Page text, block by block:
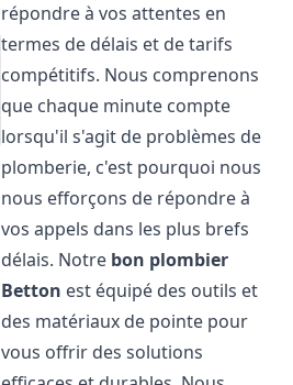
répondre à vos attentes en
termes de délais et de tarifs
compétitifs. Nous comprenons
que chaque minute compte
lorsqu'il s'agit de problèmes de
plomberie, c'est pourquoi nous
nous efforçons de répondre à
vos appels dans les plus brefs
délais. Notre bon plombier
Betton est équipé des outils et
des matériaux de pointe pour
vous offrir des solutions